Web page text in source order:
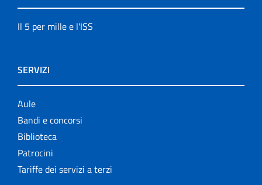
Il 5 per mille e l'ISS
SERVIZI
Aule
Bandi e concorsi
Biblioteca
Patrocini
Tariffe dei servizi a terzi